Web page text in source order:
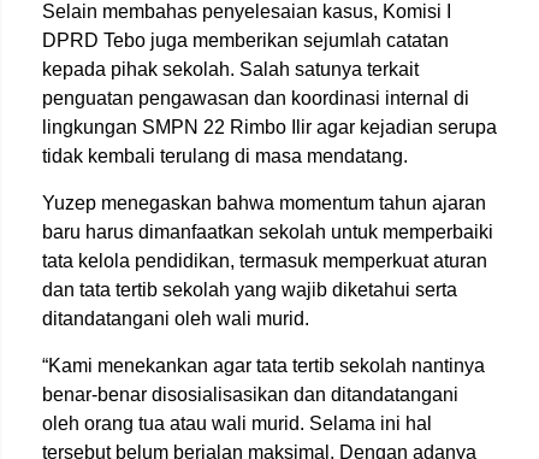
Selain membahas penyelesaian kasus, Komisi I
DPRD Tebo juga memberikan sejumlah catatan
kepada pihak sekolah. Salah satunya terkait
penguatan pengawasan dan koordinasi internal di
lingkungan SMPN 22 Rimbo Ilir agar kejadian serupa
tidak kembali terulang di masa mendatang.
Yuzep menegaskan bahwa momentum tahun ajaran
baru harus dimanfaatkan sekolah untuk memperbaiki
tata kelola pendidikan, termasuk memperkuat aturan
dan tata tertib sekolah yang wajib diketahui serta
ditandatangani oleh wali murid.
“Kami menekankan agar tata tertib sekolah nantinya
benar-benar disosialisasikan dan ditandatangani
oleh orang tua atau wali murid. Selama ini hal
tersebut belum berjalan maksimal. Dengan adanya